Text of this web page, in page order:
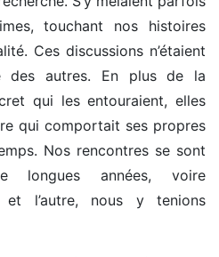
touchant nos histoires
Ces discussions n’étaient
des autres. En plus de la
qui les entouraient, elles
qui comportait ses propres
Nos rencontres se sont
longues années, voire
et l’autre, nous y tenions